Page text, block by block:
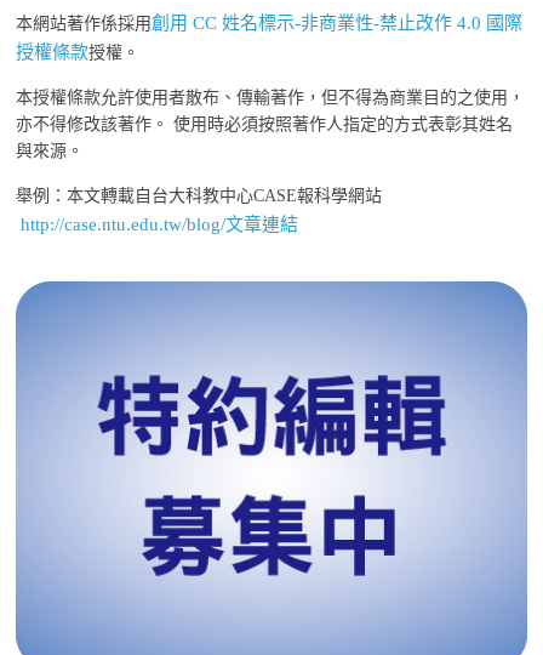
本網站著作係採用創用 CC 姓名標示-非商業性-禁止改作 4.0 國際
授權條款授權。
本授權條款允許使用者散布、傳輸著作，但不得為商業目的之使用，
亦不得修改該著作。 使用時必須按照著作人指定的方式表彰其姓名
與來源。
舉例：本文轉載自台大科教中心CASE報科學網站
http://case.ntu.edu.tw/blog/文章連結